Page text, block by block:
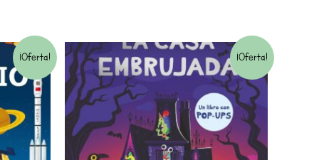
¡Oferta! ¡Oferta!
El
precio
original
era:
El
precio
actual
es: